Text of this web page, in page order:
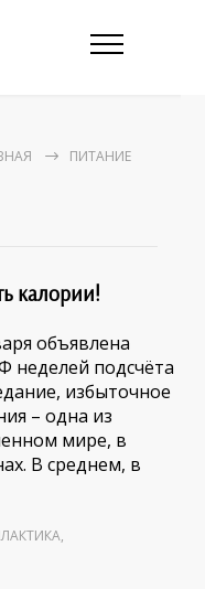
ПИТАНИЕ
калории!
объявлена
неделей подсчёта
избыточное
– одна из
мире, в
В среднем, в
,